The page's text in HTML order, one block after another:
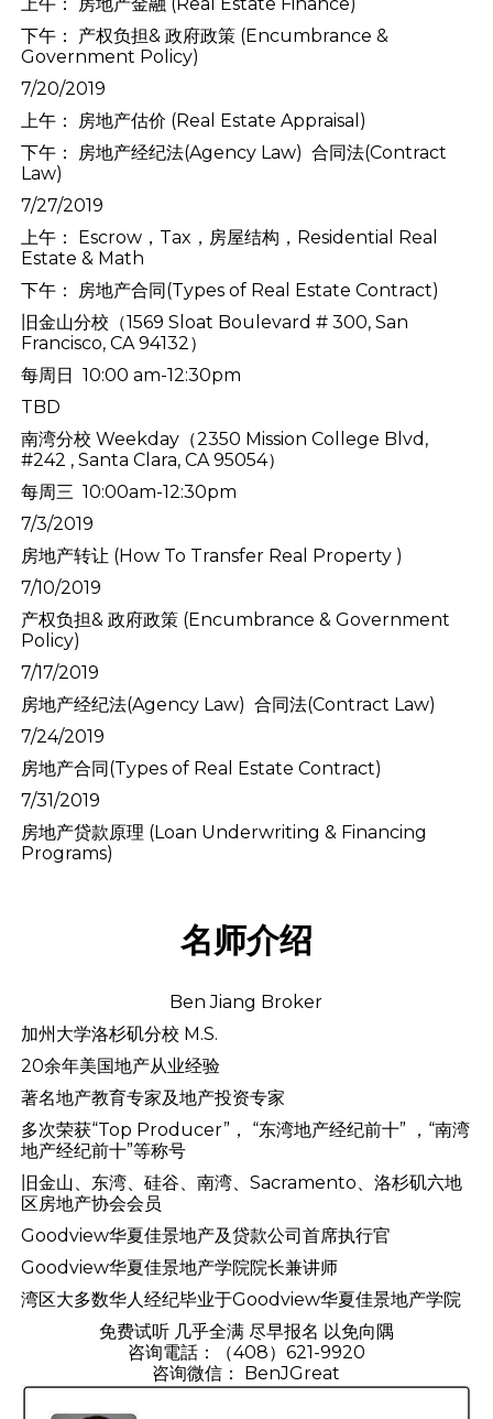
下午： 产权负担& 政府政策 (Encumbrance &
Government Policy)
7/20/2019
上午： 房地产估价 (Real Estate Appraisal)
下午： 房地产经纪法(Agency Law) 合同法(Contract
Law)
7/27/2019
上午： Escrow，Tax，房屋结构，Residential Real
Estate & Math
下午： 房地产合同(Types of Real Estate Contract)
旧金山分校 （1569 Sloat Boulevard # 300, San
Francisco, CA 94132）
每周日 10:00 am-12:30pm
TBD
南湾分校 Weekday（2350 Mission College Blvd,
#242 , Santa Clara, CA 95054）
每周三 10:00am-12:30pm
7/3/2019
房地产转让 (How To Transfer Real Property )
7/10/2019
产权负担& 政府政策 (Encumbrance & Government
Policy)
7/17/2019
房地产经纪法(Agency Law) 合同法(Contract Law)
7/24/2019
房地产合同(Types of Real Estate Contract)
7/31/2019
房地产贷款原理 (Loan Underwriting & Financing
Programs)
名师介绍
Ben Jiang Broker
加州大学洛杉矶分校 M.S.
20余年美国地产从业经验
著名地产教育专家及地产投资专家
多次荣获“Top Producer”， “东湾地产经纪前十” ，“南湾
地产经纪前十”等称号
旧金山、东湾、硅谷、南湾、Sacramento、洛杉矶六地
区房地产协会会员
Goodview华夏佳景地产及贷款公司首席执行官
Goodview华夏佳景地产学院院长兼讲师
湾区大多数华人经纪毕业于Goodview华夏佳景地产学院
免费试听 几乎全满 尽早报名 以免向隅
咨询電話：（408）621-9920
咨询微信： BenJGreat